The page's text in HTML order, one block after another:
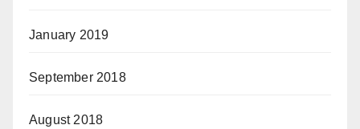
January 2019
September 2018
August 2018